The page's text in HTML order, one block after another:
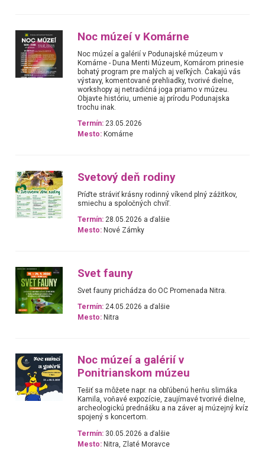
Noc múzeí v Komárne
Noc múzeí a galérií v Podunajské múzeum v
Komárne - Duna Menti Múzeum, Komárom prinesie
bohatý program pre malých aj veľkých. Čakajú vás
výstavy, komentované prehliadky, tvorivé dielne,
workshopy aj netradičná joga priamo v múzeu.
Objavte históriu, umenie aj prírodu Podunajska
trochu inak.
Termín: 23.05.2026
Mesto: Komárne
Svetový deň rodiny
Príďte stráviť krásny rodinný víkend plný zážitkov,
smiechu a spoločných chvíľ.
Termín: 28.05.2026 a ďalšie
Mesto: Nové Zámky
Svet fauny
Svet fauny prichádza do OC Promenada Nitra.
Termín: 24.05.2026 a ďalšie
Mesto: Nitra
Noc múzeí a galérií v
Ponitrianskom múzeu
Tešiť sa môžete napr. na obľúbenú herňu slimáka
Kamila, voňavé expozície, zaujímavé tvorivé dielne,
archeologickú prednášku a na záver aj múzejný kvíz
spojený s koncertom.
Termín: 30.05.2026 a ďalšie
Mesto: Nitra, Zlaté Moravce